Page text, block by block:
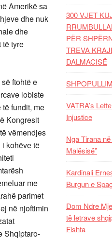
Amerikë sa
dhe nuk
dhe
tyre
ftohtë e
lobiste
fundit, me
Kongresit
vëmendjes
kohëve të
me
parimet
në njoftimin
Shqiptaro-
300 VJET
PËR
TREVA
DALMACISË
VATRA’s
Injustice
Nga Tirana
Malësisë”
Kardinali
Burgun e
Dom Ndre
të letrave
Fishta